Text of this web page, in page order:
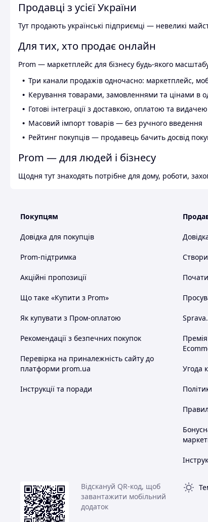
Продавці з усієї України
Тут продають українські підприємці — невеликі
Для тих, хто продає онлайн
Prom — маркетплейс для бізнесу будь-якого
Три канали продажів одночасно: маркетплейс,
Керування товарами, замовленнями та цінами в
Готові інтеграції з доставкою, оплатою та
Масовий імпорт товарів — без ручного введення
Рейтинг покупців — продавець бачить досвід
Prom — для людей і бізнесу
Щодня тут знаходять потрібне для дому, роботи,
Покупцям
Довідка для покупців
Prom-підтримка
Акційні пропозиції
Що таке «Купити з Prom»
Як купувати з Пром-оплатою
Рекомендації з безпечних покупок
Перевірка на приналежність сайту до
платформи prom.ua
Інструкції та поради
Угода
Відскануй QR-код, щоб
завантажити мобільний
додаток